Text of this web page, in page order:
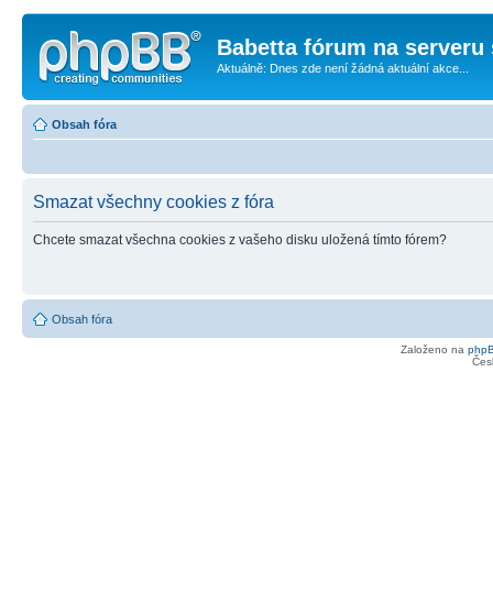
Babetta fórum na serveru
Aktuálně: Dnes zde není žádná aktuální akce...
Obsah fóra
Smazat všechny cookies z fóra
Chcete smazat všechna cookies z vašeho disku uložená tímto fórem?
Obsah fóra
Založeno na